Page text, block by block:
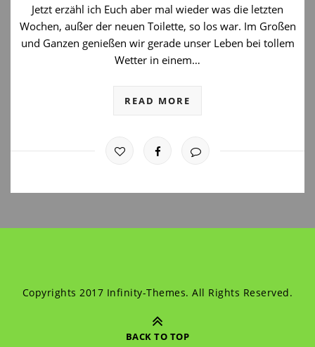
Jetzt erzähl ich Euch aber mal wieder was die letzten
Wochen, außer der neuen Toilette, so los war. Im Großen
und Ganzen genießen wir gerade unser Leben bei tollem
Wetter in einem…
READ MORE
Copyrights 2017 Infinity-Themes. All Rights Reserved.
BACK TO TOP